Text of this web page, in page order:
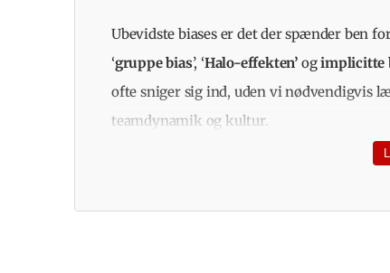
Ubevidste biases er det der spænder ben
‘gruppe bias’, ‘Halo-effekten’ ogimplicitte
ofte sniger sig ind, uden vi nødvendigvis
teamdynamik og kultur.